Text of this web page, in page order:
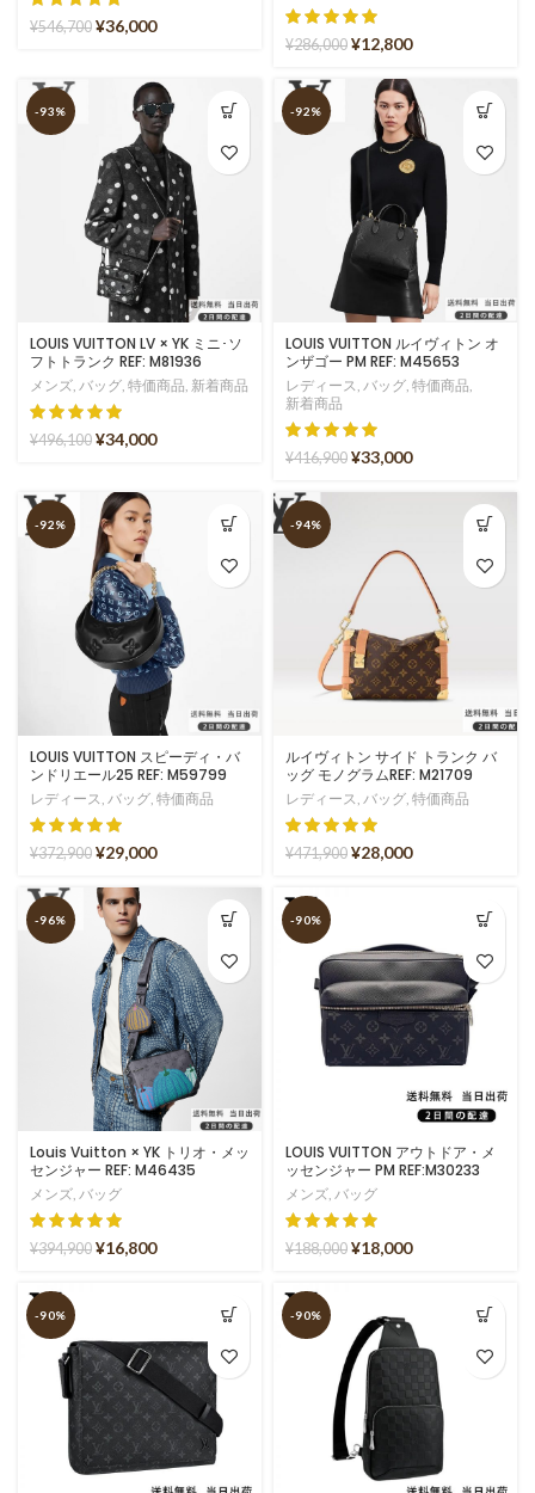
¥546,700 ¥36,000
¥286,000 ¥12,800
-93%
LOUIS VUITTON LV × YK ミニ･ソ
フトトランク REF: M81936
メンズ バッグ 特価商品 新着商品
¥496,100 ¥34,000
-92%
LOUIS VUITTON ルイヴィトン オ
ンザゴー PM REF: M45653
レディース バッグ 特価商品
新着商品
¥416,900 ¥33,000
-92%
LOUIS VUITTON スピーディ・バ
ンドリエール25 REF: M59799
レディース バッグ 特価商品
¥372,900 ¥29,000
-94%
ルイヴィトン サイド トランク バ
ッグ モノグラムREF: M21709
レディース バッグ 特価商品
¥471,900 ¥28,000
-96%
Louis Vuitton × YK トリオ・メッ
センジャー REF: M46435
メンズ バッグ
¥394,900 ¥16,800
-90%
LOUIS VUITTON アウトドア・メ
ッセンジャー PM REF:M30233
メンズ バッグ
¥188,000 ¥18,000
-90% -90%